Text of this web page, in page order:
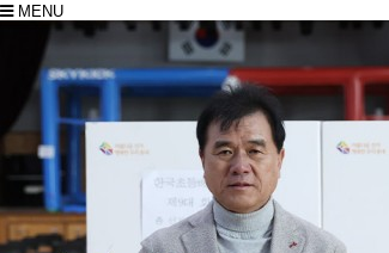
MENU